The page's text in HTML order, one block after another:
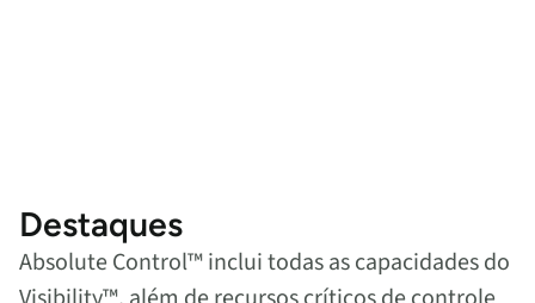
Destaques
Absolute Control™ inclui todas as capacidades do